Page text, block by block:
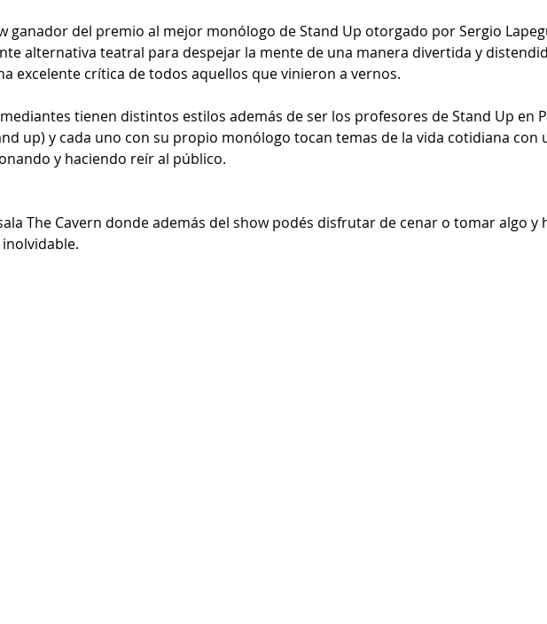
ganador del premio al mejor monólogo de Stand Up otorgado por Sergio
alternativa teatral para despejar la mente de una manera divertida y
excelente crítica de todos aquellos que vinieron a vernos.
tienen distintos estilos además de ser los profesores de Stand Up en
up) y cada uno con su propio monólogo tocan temas de la vida cotidiana
y haciendo reír al público.
The Cavern donde además del show podés disfrutar de cenar o tomar algo y